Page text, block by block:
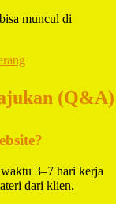
muncul di
(Q&A)
3–7 hari kerja
dari klien.